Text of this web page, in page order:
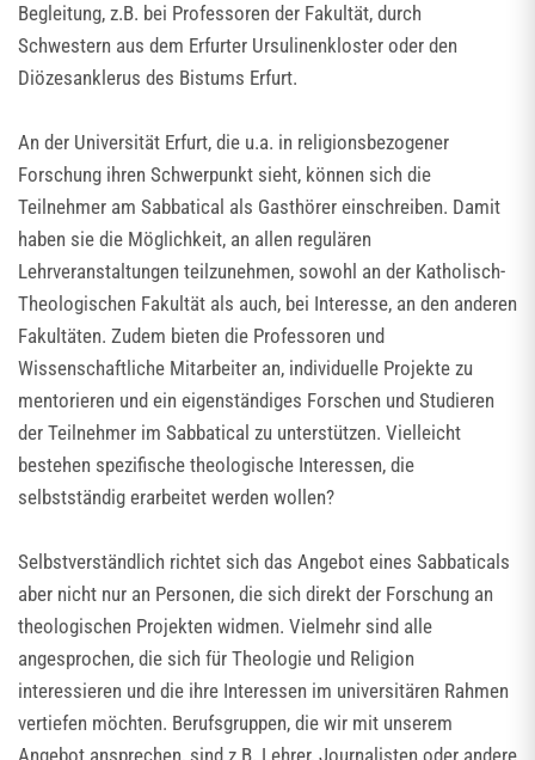
Begleitung, z.B. bei Professoren der Fakultät, durch
Schwestern aus dem Erfurter Ursulinenkloster oder den
Diözesanklerus des Bistums Erfurt.
An der Universität Erfurt, die u.a. in religionsbezogener
Forschung ihren Schwerpunkt sieht, können sich die
Teilnehmer am Sabbatical als Gasthörer einschreiben. Damit
haben sie die Möglichkeit, an allen regulären
Lehrveranstaltungen teilzunehmen, sowohl an der Katholisch-
Theologischen Fakultät als auch, bei Interesse, an den anderen
Fakultäten. Zudem bieten die Professoren und
Wissenschaftliche Mitarbeiter an, individuelle Projekte zu
mentorieren und ein eigenständiges Forschen und Studieren
der Teilnehmer im Sabbatical zu unterstützen. Vielleicht
bestehen spezifische theologische Interessen, die
selbstständig erarbeitet werden wollen?
Selbstverständlich richtet sich das Angebot eines Sabbaticals
aber nicht nur an Personen, die sich direkt der Forschung an
theologischen Projekten widmen. Vielmehr sind alle
angesprochen, die sich für Theologie und Religion
interessieren und die ihre Interessen im universitären Rahmen
vertiefen möchten. Berufsgruppen, die wir mit unserem
Angebot ansprechen, sind z.B. Lehrer, Journalisten oder andere